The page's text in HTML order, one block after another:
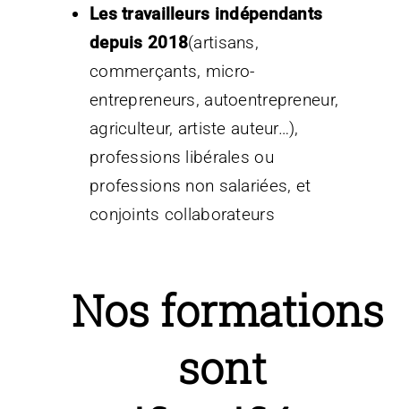
Les travailleurs indépendants
depuis 2018(artisans,
commerçants, micro-
entrepreneurs, autoentrepreneur,
agriculteur, artiste auteur…),
professions libérales ou
professions non salariées, et
conjoints collaborateurs
Nos formations
sont